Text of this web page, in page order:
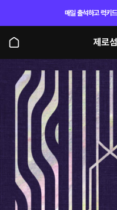
매일 출석하고 럭키
제로